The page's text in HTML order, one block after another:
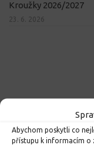
Abychom poskytli co
přístupu k informacím o
Kroužky 2026/2027
23. 6. 2026